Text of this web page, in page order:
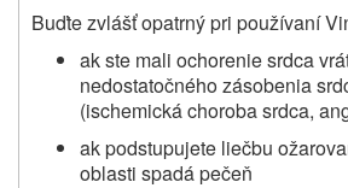
Buďte zvlášť opatrný pri používaní
ak ste mali ochorenie srdca
nedostatočného zásobenia
(ischemická choroba srdca,
ak podstupujete liečbu
oblasti spadá pečeň